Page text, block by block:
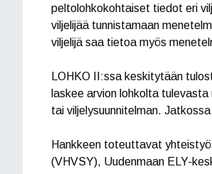
peltolohkokohtaiset tiedot eri
viljelijää tunnistamaan
viljelijä saa tietoa myös
LOHKO II:ssa keskitytään
laskee arvion lohkolta
tai viljelysuunnitelman.
Hankkeen toteuttavat
(VHVSY), Uudenmaan ELY-